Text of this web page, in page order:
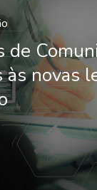
de
às novas